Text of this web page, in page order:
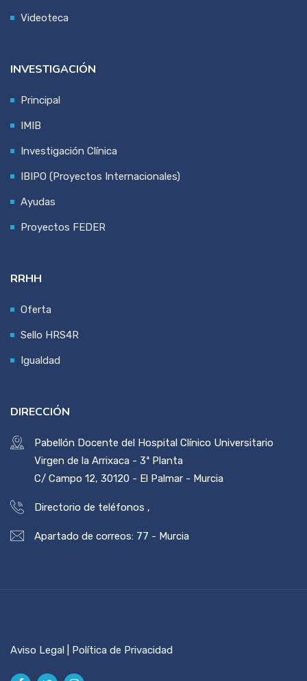
Videoteca
INVESTIGACIÓN
Principal
IMIB
Investigación Clínica
IBIPO (Proyectos Internacionales)
Ayudas
Proyectos FEDER
RRHH
Oferta
Sello HRS4R
Igualdad
DIRECCIÓN
Pabellón Docente del Hospital Clínico Universitario
Virgen de la Arrixaca - 3ª Planta
C/ Campo 12, 30120 - El Palmar - Murcia
Directorio de teléfonos ,
Apartado de correos: 77 - Murcia
Aviso Legal | Política de Privacidad